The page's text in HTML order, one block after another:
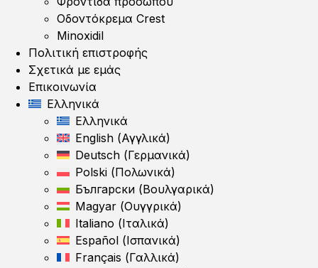
Οδοντόκρεμα Crest
Minoxidil
Πολιτική επιστροφής
Σχετικά με εμάς
Επικοινωνία
Ελληνικά
Ελληνικά
English (Αγγλικά)
Deutsch (Γερμανικά)
Polski (Πολωνικά)
Български (Βουλγαρικά)
Magyar (Ουγγρικά)
Italiano (Ιταλικά)
Español (Ισπανικά)
Français (Γαλλικά)